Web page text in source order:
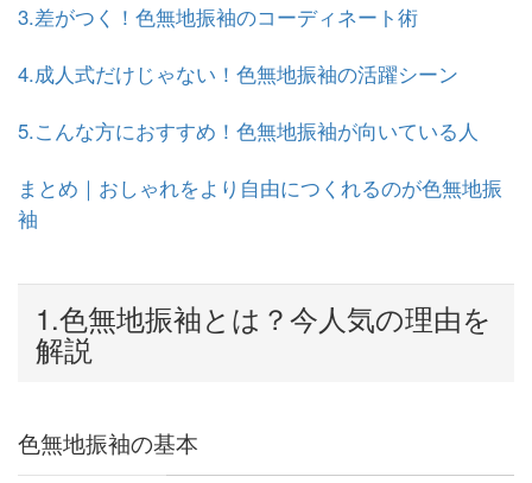
3.差がつく！色無地振袖のコーディネート術
4.成人式だけじゃない！色無地振袖の活躍シーン
5.こんな方におすすめ！色無地振袖が向いている人
まとめ｜おしゃれをより自由につくれるのが色無地振
袖
1.色無地振袖とは？今人気の理由を
解説
色無地振袖の基本